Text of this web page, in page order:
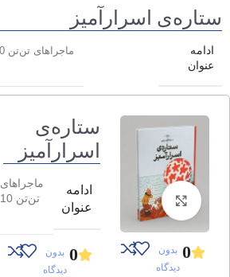
ستاره‌ی اسرارآمیز
ادامه
عنوان
ماجراهای تن‌تن 10
برای بزرگنمایی کلیک کنید
0 بدون
دیدگاه
ستاره‌ی
اسرارآمیز
ادامه
عنوان
ماجراهای
تن‌تن 10
0 بدون
دیدگاه